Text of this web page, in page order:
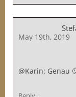
May 19th, 2019
@Karin: Genau